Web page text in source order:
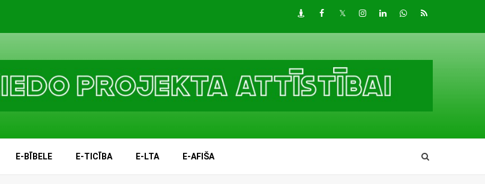
DraugiemFacebook
TwitterInstagram
LinkedInwhatsapp
RSS
E-BĪBELE E-TICĪBA E-LTA E-AFIŠA